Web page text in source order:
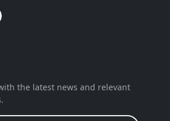
the latest news and relevant